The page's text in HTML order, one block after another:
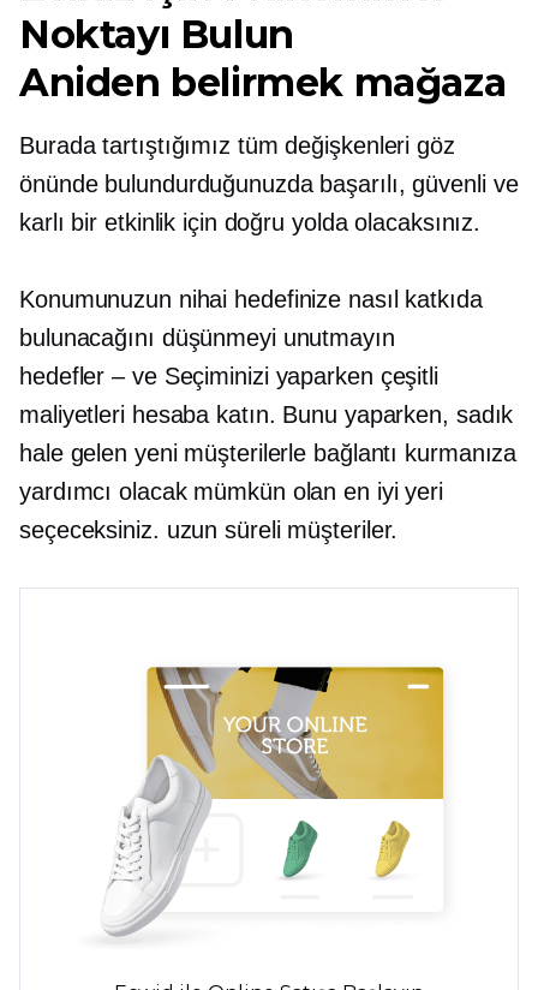
Noktayı Bulun
Aniden belirmek mağaza
Burada tartıştığımız tüm değişkenleri göz
önünde bulundurduğunuzda başarılı, güvenli ve
karlı bir etkinlik için doğru yolda olacaksınız.
Konumunuzun nihai hedefinize nasıl katkıda
bulunacağını düşünmeyi unutmayın
hedefler – veSeçiminizi yaparken çeşitli
maliyetleri hesaba katın. Bunu yaparken, sadık
hale gelen yeni müşterilerle bağlantı kurmanıza
yardımcı olacak mümkün olan en iyi yeri
seçeceksiniz. uzun sürelimüşteriler.